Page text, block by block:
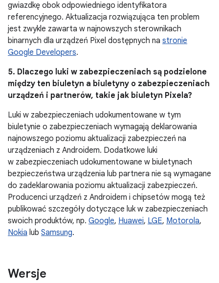
gwiazdkę obok odpowiedniego identyfikatora
referencyjnego. Aktualizacja rozwiązująca ten problem
jest zwykle zawarta w najnowszych sterownikach
binarnych dla urządzeń Pixel dostępnych na stronie
Google Developers.
5. Dlaczego luki w zabezpieczeniach są podzielone
między ten biuletyn a biuletyny o zabezpieczeniach
urządzeń i partnerów, takie jak biuletyn Pixela?
Luki w zabezpieczeniach udokumentowane w tym
biuletynie o zabezpieczeniach wymagają deklarowania
najnowszego poziomu aktualizacji zabezpieczeń na
urządzeniach z Androidem. Dodatkowe luki
w zabezpieczeniach udokumentowane w biuletynach
bezpieczeństwa urządzenia lub partnera nie są wymagane
do zadeklarowania poziomu aktualizacji zabezpieczeń.
Producenci urządzeń z Androidem i chipsetów mogą też
publikować szczegóły dotyczące luk w zabezpieczeniach
swoich produktów, np. Google, Huawei, LGE, Motorola,
Nokia lub Samsung.
Wersje